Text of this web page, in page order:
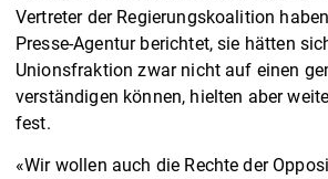
Vertreter der Regierungskoalition
Presse-Agentur berichtet, sie hätten
Unionsfraktion zwar nicht auf einen
verständigen können, hielten aber
fest.
«Wir wollen auch die Rechte der